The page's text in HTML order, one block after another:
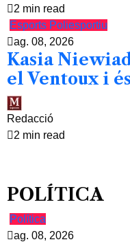
2 min read
Esports Poliesportiu
ag. 08, 2026
Kasia
el Ventoux i
Redacció
2 min read
POLÍTICA
Política
ag. 08, 2026